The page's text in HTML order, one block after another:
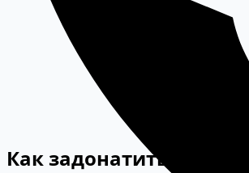
Как задонатить в